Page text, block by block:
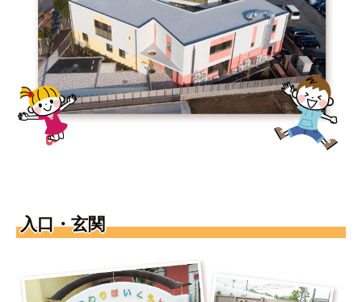
入口・玄関